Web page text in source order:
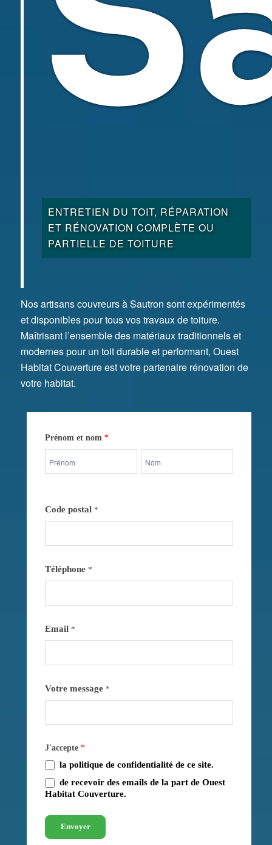
ENTRETIEN DU TOIT, RÉPARATION
ET RÉNOVATION COMPLÈTE OU
PARTIELLE DE TOITURE
Nos artisans couvreurs à Sautron sont expérimentés
et disponibles pour tous vos travaux de toiture.
Maîtrisant l’ensemble des matériaux traditionnels et
modernes pour un toit durable et performant, Ouest
Habitat Couverture est votre partenaire rénovation de
votre habitat.
Contactez-
nous
Prénom et nom *
et
et
Code postal *
Téléphone *
Email *
Votre message *
J'accepte *
la politique de confidentialité de ce site.
de recevoir des emails de la part de Ouest
Habitat Couverture.
Envoyer